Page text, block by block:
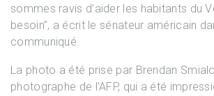
sommes ravis d’aider les habitants du
besoin”, a écrit le sénateur américain
communiqué.
La photo a été prise par Brendan
photographe de l’AFP, qui a été